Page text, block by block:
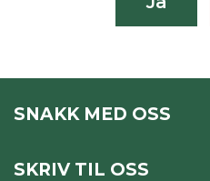
SNAKK MED OSS
SKRIV TIL OSS